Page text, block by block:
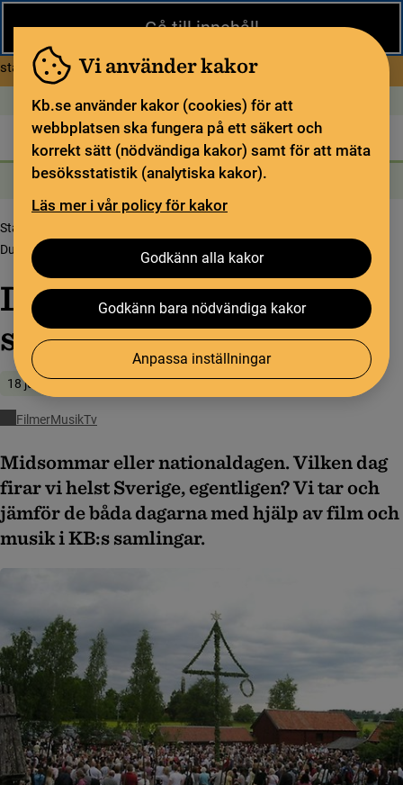
Gå till innehåll
Under sommaren har KB begränsad service och särskilda
öppettider. Vissa veckor är en del funktioner och samlingar
stängda.Läs mer om Begränsad service i sommar
Vi använder kakor
Kb.se använder kakor (cookies) för att
webbplatsen ska fungera på ett säkert och
korrekt sätt (nödvändiga kakor) samt för att mäta
besöksstatistik (analytiska kakor).
Läs mer i vår policy för kakor
Godkänn alla kakor
Godkänn bara nödvändiga kakor
Anpassa inställningar
Öppet idag: 9–17In English
Biblioteket För bibliotekssektorn Pliktleverans och ISBN
Sök Sök
Söktjänster
Startsida
Du gamla du fria eller små grodorna?
Du gamla du fria eller
små grodorna?
18 juni 2020
FilmerMusikTv
Midsommar eller nationaldagen. Vilken dag
firar vi helst Sverige, egentligen? Vi tar och
jämför de båda dagarna med hjälp av film och
musik i KB:s samlingar.